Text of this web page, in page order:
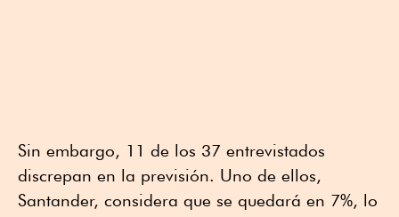
Sin embargo, 11 de los 37 entrevistados
discrepan en la previsión. Uno de ellos,
Santander, considera que se quedará en 7%, lo